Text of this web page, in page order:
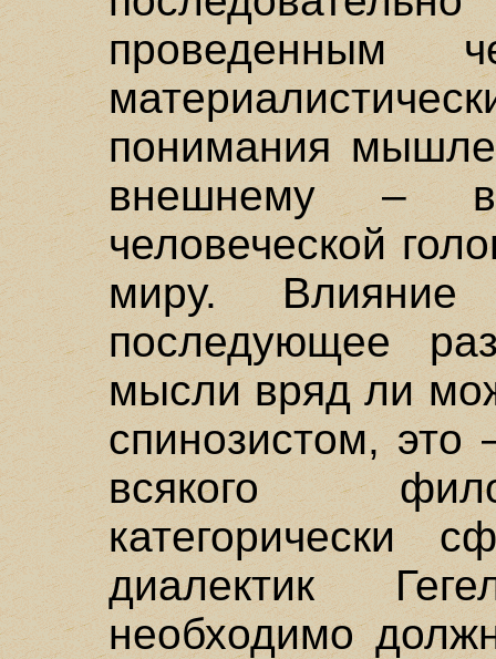
проведенным
понимания
внешнему – в
человеческой
миру.
последующее
мысли вряд ли
спинозистом, это
всякого
категорически
диалектик
необходимо